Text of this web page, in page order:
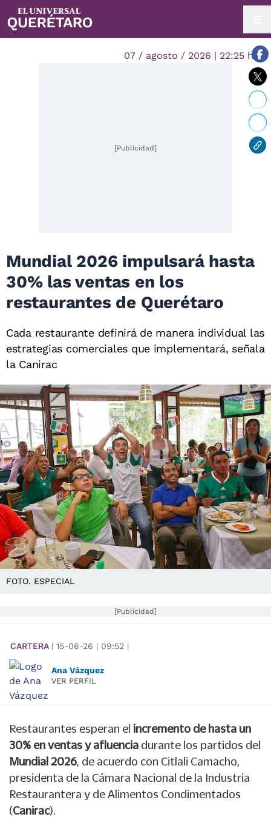
07 / agosto / 2026 | 22:25 hrs.
[Publicidad]
Mundial 2026 impulsará hasta
30% las ventas en los
restaurantes de Querétaro
Cada restaurante definirá de manera individual las
estrategias comerciales que implementará, señala
la Canirac
FOTO. ESPECIAL
[Publicidad]
CARTERA | 15-06-26 | 09:52 |
Ana Vázquez
VER PERFIL
Restaurantes esperan el incremento de hasta un
30% en ventas y afluencia durante los partidos del
Mundial 2026, de acuerdo con Citlali Camacho,
presidenta de la Cámara Nacional de la Industria
Restaurantera y de Alimentos Condimentados
(Canirac).